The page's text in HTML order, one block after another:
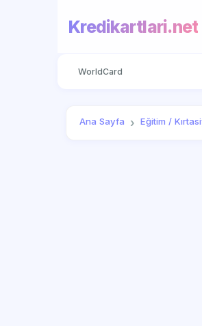
Kredikartlari.net
WorldCard
Ana Sayfa Eğitim /